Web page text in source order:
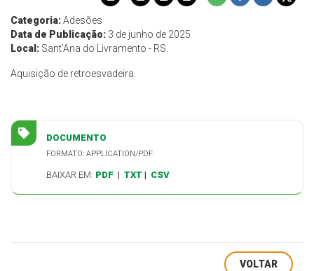
Categoria:Adesões
Data de Publicação: 3 de junho de 2025
Local: Sant'Ana do Livramento - RS.
Aquisição de retroesvadeira.
DOCUMENTO
FORMATO: APPLICATION/PDF
BAIXAR EM: PDF | TXT | CSV
VOLTAR